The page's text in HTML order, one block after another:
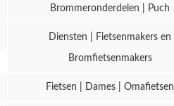
Brommeronderdelen | Puch
Diensten | Fietsenmakers en
Bromfietsenmakers
Fietsen | Dames | Omafietsen